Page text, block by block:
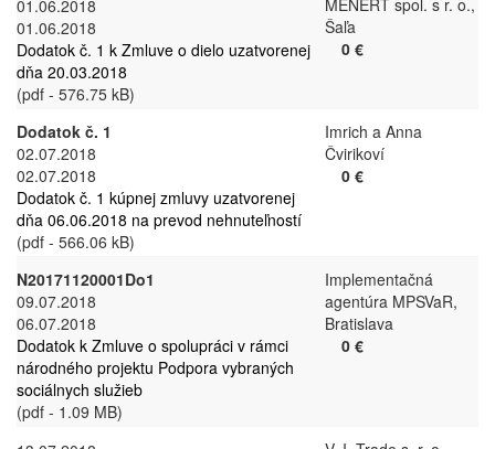
01.06.2018
01.06.2018
Dodatok č. 1 k Zmluve o dielo uzatvorenej
dňa 20.03.2018
(pdf - 576.75 kB)
MENERT spol. s r. o.,
Šaľa
0 €
Dodatok č. 1
02.07.2018
02.07.2018
Dodatok č. 1 kúpnej zmluvy uzatvorenej
dňa 06.06.2018 na prevod nehnuteľností
(pdf - 566.06 kB)
Imrich a Anna
Čvirikoví
0 €
N20171120001Do1
09.07.2018
06.07.2018
Dodatok k Zmluve o spolupráci v rámci
národného projektu Podpora vybraných
sociálnych služieb
(pdf - 1.09 MB)
Implementačná
agentúra MPSVaR,
Bratislava
0 €